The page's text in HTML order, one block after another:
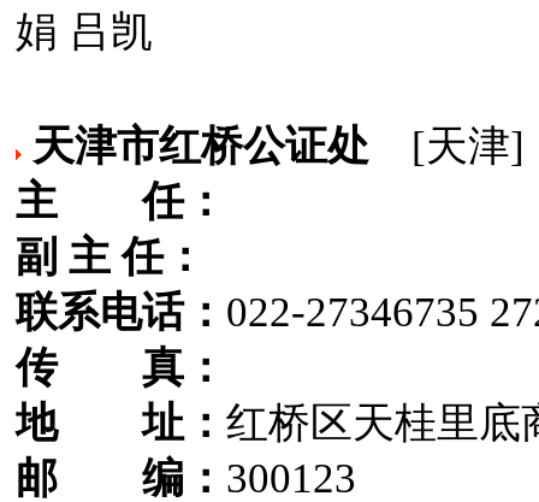
娟 吕凯
天津市红桥公证处 [天津]
主 任：
副 主 任：
联系电话： 022-27346735
传 真：
地 址： 红桥区天桂里底
邮 编： 300123